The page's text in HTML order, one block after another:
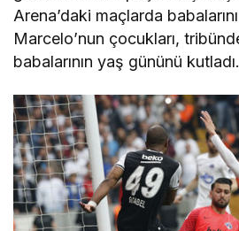
Arena’daki maçlarda
Marcelo’nun çocukları,
babalarının yaş gününü kutladı.